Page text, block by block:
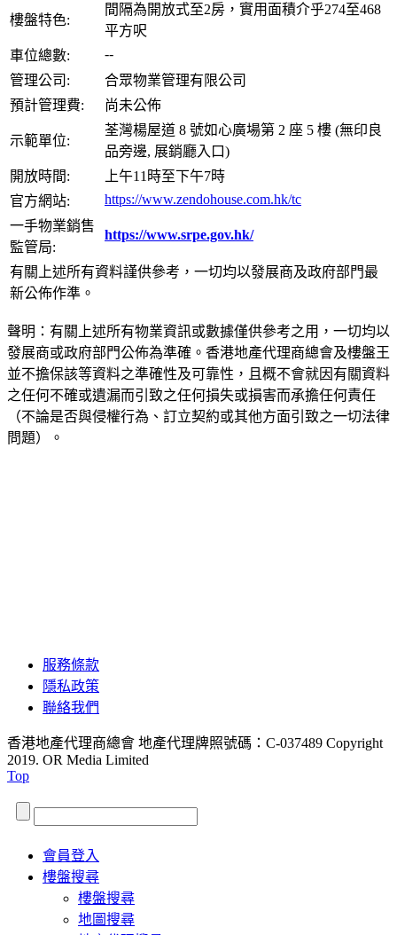
樓盤特色:
間隔為開放式至2房，實用面積介乎274至468
平方呎
車位總數:
--
管理公司:
合眾物業管理有限公司
預計管理費:
尚未公佈
示範單位:
荃灣楊屋道 8 號如心廣場第 2 座 5 樓 (無印良
品旁邊, 展銷廳入口)
開放時間:
上午11時至下午7時
官方網站:
https://www.zendohouse.com.hk/tc
一手物業銷售
監管局:
https://www.srpe.gov.hk/
有關上述所有資料謹供參考，一切均以發展商及政府部門最
新公佈作準。
聲明：有關上述所有物業資訊或數據僅供參考之用，一切均以
發展商或政府部門公佈為準確。香港地產代理商總會及樓盤王
並不擔保該等資料之準確性及可靠性，且概不會就因有關資料
之任何不確或遺漏而引致之任何損失或損害而承擔任何責任
（不論是否與侵權行為、訂立契約或其他方面引致之一切法律
問題）。
服務條款
隱私政策
聯絡我們
香港地產代理商總會 地產代理牌照號碼：C-037489 Copyright
2019. OR Media Limited
Top
會員登入
樓盤搜尋
樓盤搜尋
地圖搜尋